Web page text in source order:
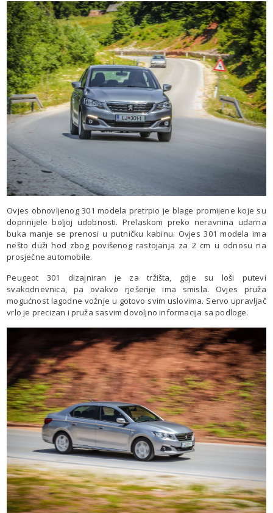
Ovjes obnovljenog 301 modela pretrpio je blage promijene koje su
doprinijele boljoj udobnosti. Prelaskom preko neravnina udarna
buka manje se prenosi u putničku kabinu. Ovjes 301 modela ima
nešto duži hod zbog povišenog rastojanja za 2 cm u odnosu na
prosječne automobile.
Peugeot 301 dizajniran je za tržišta, gdje su loši putevi
svakodnevnica, pa ovakvo rješenje ima smisla. Ovjes pruža
mogućnost lagodne vožnje u gotovo svim uslovima. Servo upravljač
vrlo je precizan i pruža sasvim dovoljno informacija sa podloge.